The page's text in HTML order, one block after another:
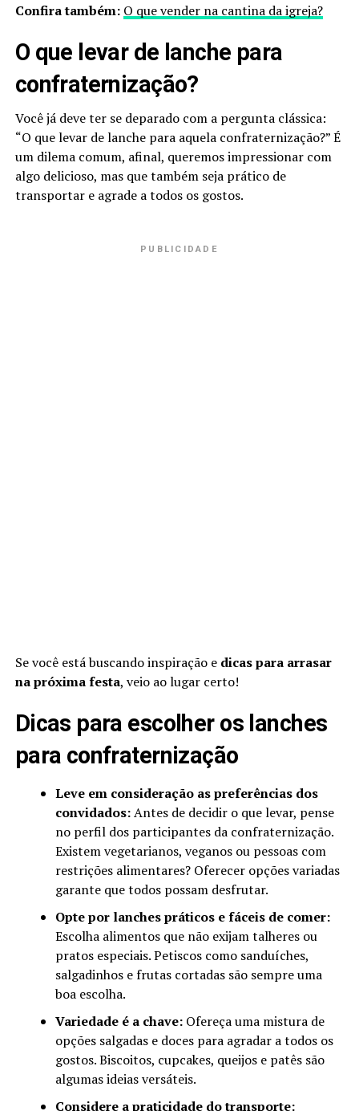
Confira também: O que vender na cantina da igreja?
O que levar de lanche para
confraternização?
Você já deve ter se deparado com a pergunta clássica:
“O que levar de lanche para aquela confraternização?” É
um dilema comum, afinal, queremos impressionar com
algo delicioso, mas que também seja prático de
transportar e agrade a todos os gostos.
PUBLICIDADE
Se você está buscando inspiração e dicas para arrasar
na próxima festa, veio ao lugar certo!
Dicas para escolher os lanches
para confraternização
Leve em consideração as preferências dos
convidados:Antes de decidir o que levar, pense
no perfil dos participantes da confraternização.
Existem vegetarianos, veganos ou pessoas com
restrições alimentares? Oferecer opções variadas
garante que todos possam desfrutar.
Opte por lanches práticos e fáceis de comer:
Escolha alimentos que não exijam talheres ou
pratos especiais. Petiscos como sanduíches,
salgadinhos e frutas cortadas são sempre uma
boa escolha.
Variedade é a chave:Ofereça uma mistura de
opções salgadas e doces para agradar a todos os
gostos. Biscoitos, cupcakes, queijos e patês são
algumas ideias versáteis.
Considere a praticidade do transporte: